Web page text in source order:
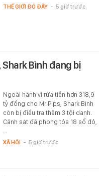
THẾ GIỚI ĐÓ ĐÂY - 5 giờ trước
Bình đang bị
Ngoài hành vi rửa tiền hơn 318,9
tỷ đồng cho Mr Pips, Shark Bình
còn bị điều tra thêm 3 tội danh.
Cảnh sát đã phong tỏa 18 sổ đỏ,
…
XÃ HỘI - 5 giờ trước